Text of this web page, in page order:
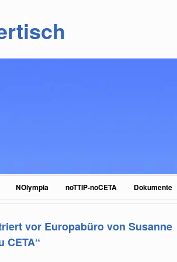
NOlympia noTTIP-noCETA Dokumente
vor Europabüro von Susanne
CETA“